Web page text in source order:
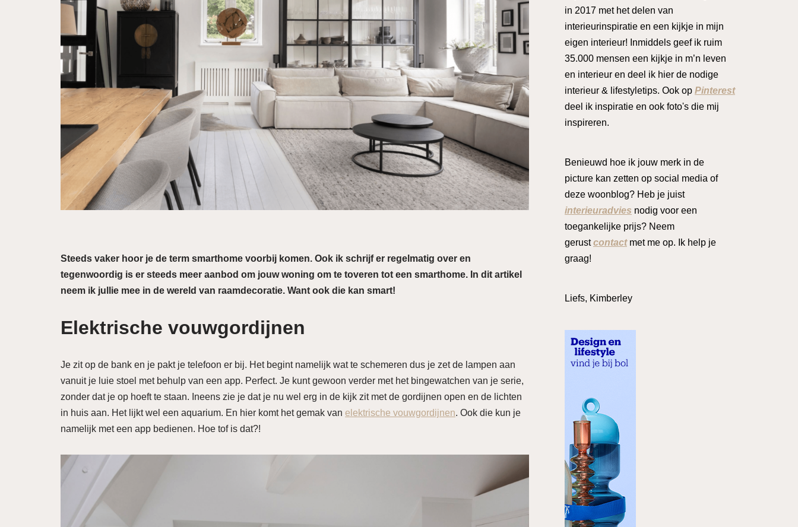
Steeds vaker hoor je de term smarthome voorbij komen. Ook ik schrijf er regelmatig over en
tegenwoordig is er steeds meer aanbod om jouw woning om te toveren tot een smarthome. In dit artikel
neem ik jullie mee in de wereld van raamdecoratie. Want ook die kan smart!
Elektrische vouwgordijnen
Je zit op de bank en je pakt je telefoon er bij. Het begint namelijk wat te schemeren dus je zet de lampen aan
vanuit je luie stoel met behulp van een app. Perfect. Je kunt gewoon verder met het bingewatchen van je serie,
zonder dat je op hoeft te staan. Ineens zie je dat je nu wel erg in de kijk zit met de gordijnen open en de lichten
in huis aan. Het lijkt wel een aquarium. En hier komt het gemak van elektrische vouwgordijnen. Ook die kun je
namelijk met een app bedienen. Hoe tof is dat?!
in 2017 met het delen van
interieurinspiratie en een kijkje in mijn
eigen interieur! Inmiddels geef ik ruim
35.000 mensen een kijkje in m’n leven
en interieur en deel ik hier de nodige
interieur & lifestyletips. Ook op Pinterest
deel ik inspiratie en ook foto's die mij
inspireren.
Benieuwd hoe ik jouw merk in de
picture kan zetten op social media of
deze woonblog? Heb je juist
interieuradvies nodig voor een
toegankelijke prijs? Neem
gerustcontactmet me op. Ik help je
graag!
Liefs, Kimberley